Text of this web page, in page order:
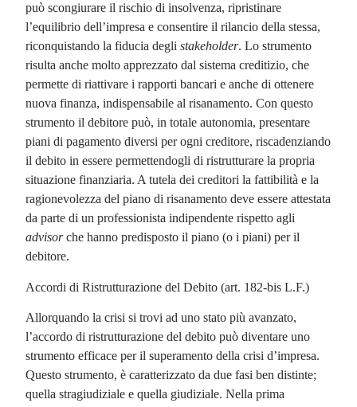
può scongiurare il rischio di insolvenza, ripristinare
l’equilibrio dell’impresa e consentire il rilancio della stessa,
riconquistando la fiducia deglistakeholder. Lo strumento
risulta anche molto apprezzato dal sistema creditizio, che
permette di riattivare i rapporti bancari e anche di ottenere
nuova finanza, indispensabile al risanamento. Con questo
strumento il debitore può, in totale autonomia, presentare
piani di pagamento diversi per ogni creditore, riscadenziando
il debito in essere permettendogli di ristrutturare la propria
situazione finanziaria. A tutela dei creditori la fattibilità e la
ragionevolezza del piano di risanamento deve essere attestata
da parte di un professionista indipendente rispetto agli
advisorche hanno predisposto il piano (o i piani) per il
debitore.
Accordi di Ristrutturazione del Debito (art. 182-bis L.F.)
Allorquando la crisi si trovi ad uno stato più avanzato,
l’accordo di ristrutturazione del debito può diventare uno
strumento efficace per il superamento della crisi d’impresa.
Questo strumento, è caratterizzato da due fasi ben distinte;
quella stragiudiziale e quella giudiziale. Nella prima